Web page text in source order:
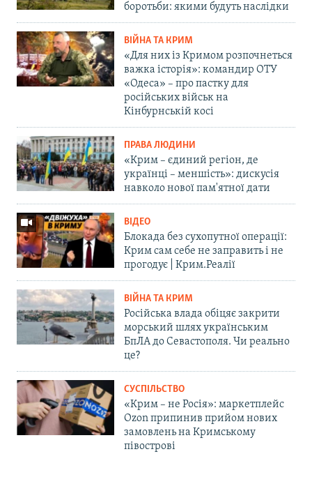
боротьби: якими будуть наслідки
ВІЙНА ТА КРИМ
«Для них із Кримом розпочнеться
важка історія»: командир ОТУ
«Одеса» – про пастку для
російських військ на
Кінбурнській косі
ПРАВА ЛЮДИНИ
«Крим – єдиний регіон, де
українці – меншість»: дискусія
навколо нової пам'ятної дати
ВІДЕО
Блокада без сухопутної операції:
Крим сам себе не заправить і не
прогодує | Крим.Реалії
ВІЙНА ТА КРИМ
Російська влада обіцяє закрити
морський шлях українським
БпЛА до Севастополя. Чи реально
це?
СУСПІЛЬСТВО
«Крим – не Росія»: маркетплейс
Ozon припинив прийом нових
замовлень на Кримському
півострові